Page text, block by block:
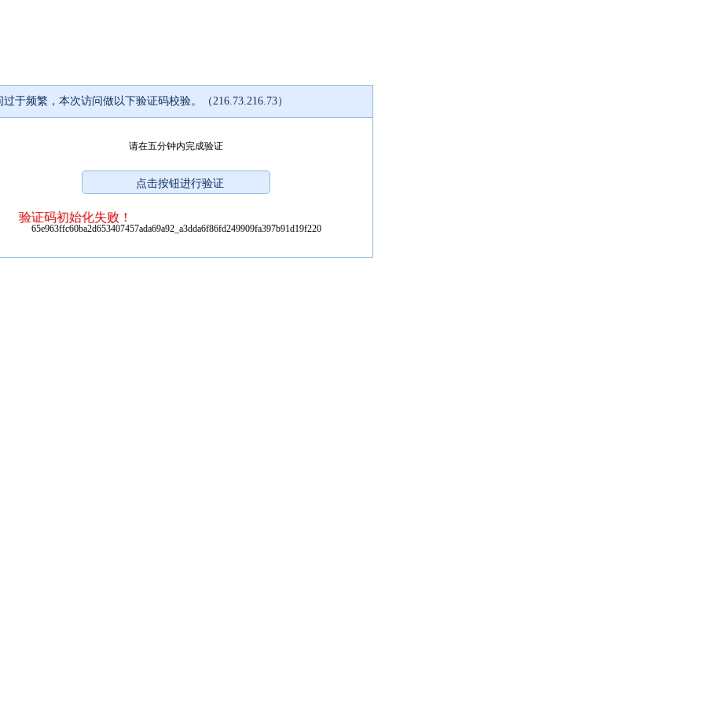
过于频繁，本次访问做以下验证码校验。（216.73.216.73）
请在五分钟内完成验证
验证码初始化失败！
65e963ffc60ba2d653407457ada69a92_a3dda6f86fd249909fa397b91d19f220